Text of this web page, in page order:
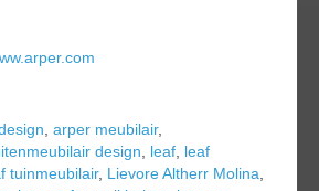
arper meubilair,
design leaf leaf
tuinmeubilair, Lievore Altherr Molina